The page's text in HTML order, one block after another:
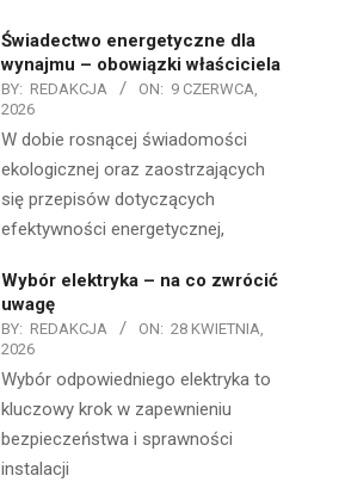
Świadectwo energetyczne dla
wynajmu – obowiązki właściciela
BY: REDAKCJA ON: 9 CZERWCA,
2026
W dobie rosnącej świadomości
ekologicznej oraz zaostrzających
się przepisów dotyczących
efektywności energetycznej,
Wybór elektryka – na co zwrócić
uwagę
BY: REDAKCJA ON: 28 KWIETNIA,
2026
Wybór odpowiedniego elektryka to
kluczowy krok w zapewnieniu
bezpieczeństwa i sprawności
instalacji